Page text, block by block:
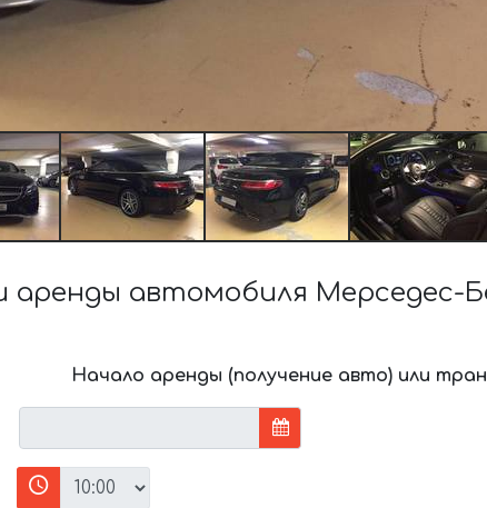
автомобиля Мерседес-
Начало аренды (получение авто) или